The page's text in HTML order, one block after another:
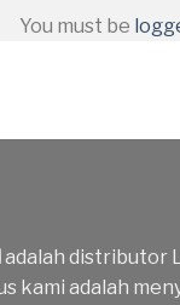
You must be
adalah distributor
kami adalah